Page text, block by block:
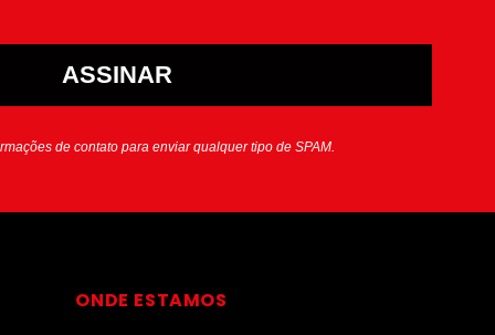
ASSINAR
de contato para enviar qualquer tipo de SPAM.
ONDE ESTAMOS